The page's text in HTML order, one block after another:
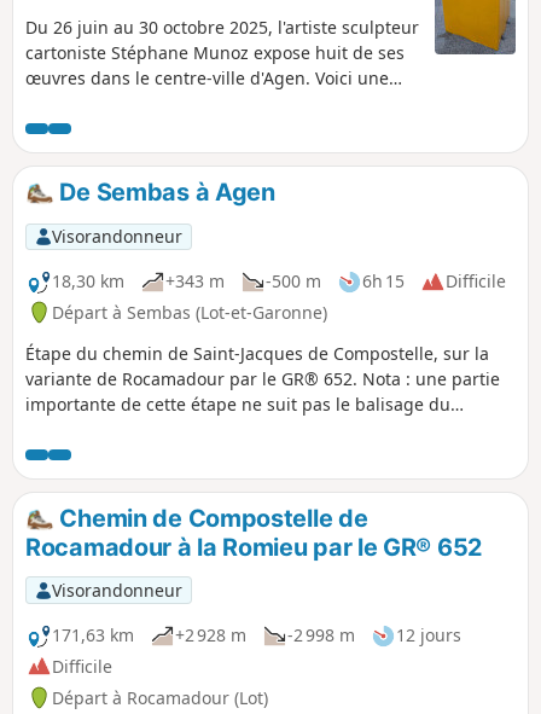
Du 26 juin au 30 octobre 2025, l'artiste sculpteur
cartoniste Stéphane Munoz expose huit de ses
œuvres dans le centre-ville d'Agen. Voici une
exposition éphémère et quelques curiosités
historiques de la cité du pruneau.
De Sembas à Agen
Visorandonneur
18,30 km
+343 m -500 m 6h 15
Difficile
Départ à Sembas (Lot-et-Garonne)
Étape du chemin de Saint-Jacques de Compostelle, sur la
variante de Rocamadour par le GR® 652. Nota : une partie
importante de cette étape ne suit pas le balisage du
bitumé, mieux adapté aux conditions humides.
Chemin de Compostelle de
Rocamadour à la Romieu par le GR® 652
Visorandonneur
171,63 km
+2 928 m -2 998 m
12 jours
Difficile
Départ à Rocamadour (Lot)